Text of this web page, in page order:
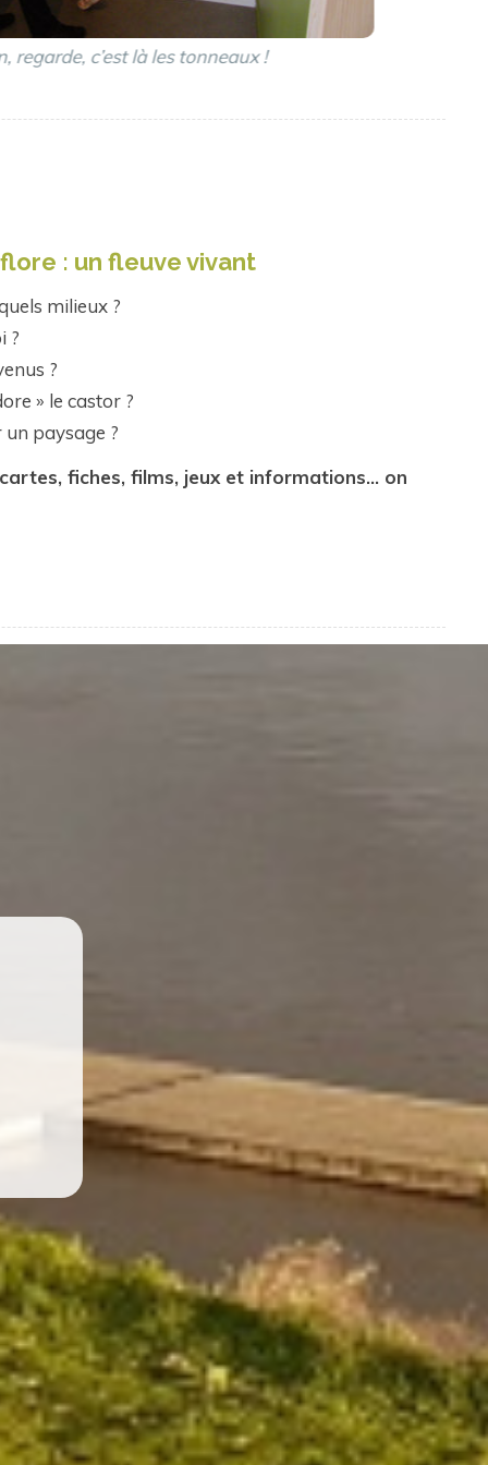
Concentration et regards
: un fleuve vivant
milieux ?
?
?
» le castor ?
paysage ?
fiches, films, jeux et informations… on